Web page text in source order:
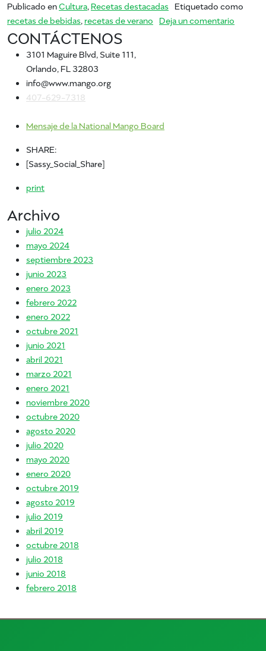
Publicado enCultura, Recetas destacadas Etiquetado como
recetas de bebidas, recetas de verano Deja un comentario
CONTÁCTENOS
3101 Maguire Blvd, Suite 111,
Orlando, FL 32803
info@www.mango.org
407-629-7318
Mensaje de la National Mango Board
SHARE:
[Sassy_Social_Share]
print
Archivo
julio 2024
mayo 2024
septiembre 2023
junio 2023
enero 2023
febrero 2022
enero 2022
octubre 2021
junio 2021
abril 2021
marzo 2021
enero 2021
noviembre 2020
octubre 2020
agosto 2020
julio 2020
mayo 2020
enero 2020
octubre 2019
agosto 2019
julio 2019
abril 2019
octubre 2018
julio 2018
junio 2018
febrero 2018